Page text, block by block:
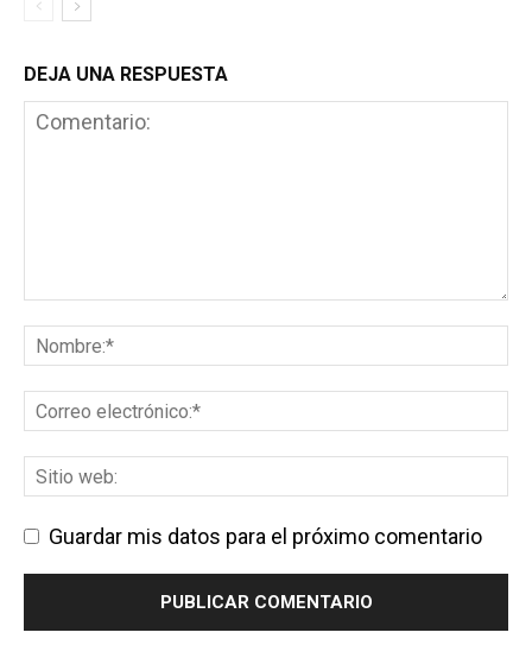
DEJA UNA RESPUESTA
Guardar mis datos para el próximo comentario